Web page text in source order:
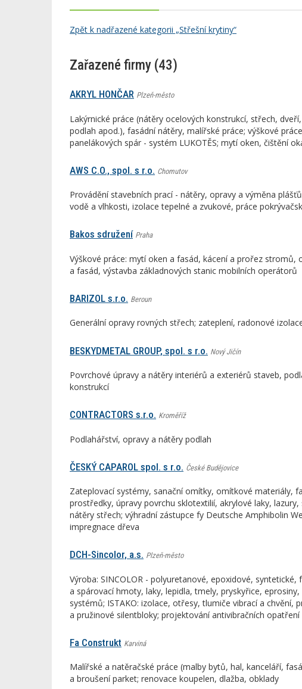
Zpět k nadřazené kategorii „Střešní krytiny“
Zařazené firmy (43)
AKRYL HONČAR Plzeň-město
Lakýrnické práce (nátěry ocelových konstrukcí, střech,
podlah apod.), fasádní nátěry, malířské práce; výškové
panelákových spár - systém LUKOTĚS; mytí oken, čištění
AWS C.O., spol. s r.o. Chomutov
Provádění stavebních prací - nátěry, opravy a výměna
vodě a vlhkosti, izolace tepelné a zvukové, práce
Bakos sdružení Praha
Výškové práce: mytí oken a fasád, kácení a prořez
a fasád, výstavba základnových stanic mobilních operátorů
BARIZOL s.r.o. Beroun
Generální opravy rovných střech; zateplení, radonové
BESKYDMETAL GROUP, spol. s r.o. Nový Jičín
Povrchové úpravy a nátěry interiérů a exteriérů staveb,
konstrukcí
CONTRACTORS s.r.o. Kroměříž
Podlahářství, opravy a nátěry podlah
ČESKÝ CAPAROL spol. s r.o. České Budějovice
Zateplovací systémy, sanační omítky, omítkové materiály,
prostředky, úpravy povrchu sklotextilií, akrylové laky,
nátěry střech; výhradní zástupce fy Deutsche Amphibolin
impregnace dřeva
DCH-Sincolor, a.s. Plzeň-město
Výroba: SINCOLOR - polyuretanové, epoxidové,
a spárovací hmoty, laky, lepidla, tmely, pryskyřice,
systémů; ISTAKO: izolace, otřesy, tlumiče vibrací a
a pružinové silentbloky; projektování antivibračních opatření
Fa Construkt Karviná
Malířské a natěračské práce (malby bytů, hal, kanceláří,
a broušení parket; renovace koupelen, dlažba, obklady